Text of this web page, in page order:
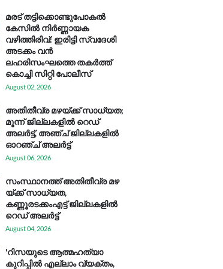
മരട് തട്ടിക്കൊണ്ടുപോകൽ
കേസിൽ നിർണ്ണായക
വഴിത്തിരിവ്: ഇരിട്ടി സ്വദേശി
അടക്കം വൻ
ലഹരിസംഘത്തെ തകർത്ത്
കൊച്ചി സിറ്റി പോലീസ്
August 02, 2026
അതിതീവ്ര മഴയ്ക്ക് സാധ്യത;
മൂന്ന് ജില്ലകളിൽ റെഡ്
അലർട്ട്, അഞ്ച് ജില്ലകളിൽ
ഓറഞ്ച് അലർട്ട്
August 06, 2026
സം​സ്ഥാ​ന​ത്ത് അ​തി​തീ​വ്ര മ​ഴ​
യ്ക്ക് സാ​ധ്യ​ത,
കണ്ണൂരടക്കംഎ​ട്ട് ജി​ല്ല​ക​ളി​ൽ
റെ​ഡ് അ​ലർ​ട്ട്
August 04, 2026
'റിസയുടെ ആത്മഹത്യാ
കുറിപ്പിൽ എല്ലാം വ്യക്തം,